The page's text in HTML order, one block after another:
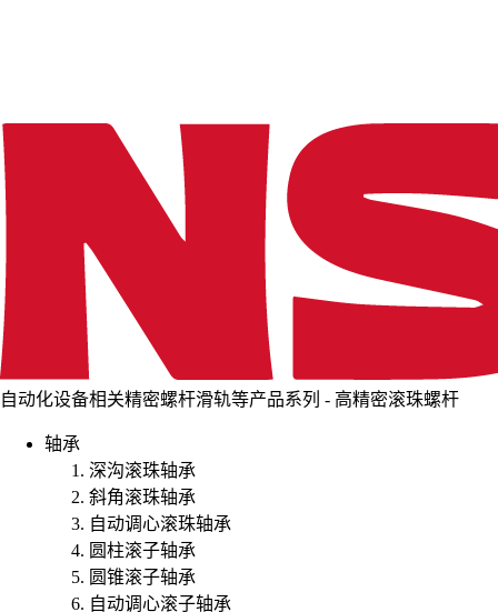
自动化设备相关精密螺杆滑轨等产品系列 - 高精密滚珠螺杆
轴承
深沟滚珠轴承
斜角滚珠轴承
自动调心滚珠轴承
圆柱滚子轴承
圆锥滚子轴承
自动调心滚子轴承